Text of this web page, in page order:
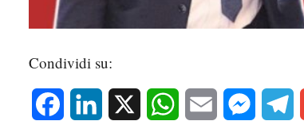
Condividi su:
Facebook LinkedIn WhatsAppEmail